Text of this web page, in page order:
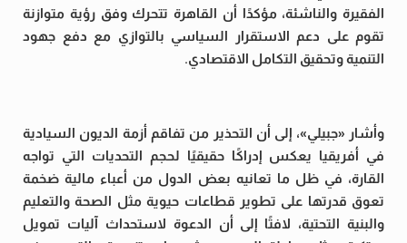
الفقيرة والناشئة، مؤكدًا أن القاهرة تتحرك وفق رؤية متوازنة
تقوم على دعم الاستقرار السياسي بالتوازي مع دفع جهود
التنمية وتحقيق التكامل الاقتصادي.
وأشار «جبيلي»، إلى أن التحذير من تفاقم أزمة الديون السيادية
في أفريقيا يعكس إدراكًا حقيقيًا لحجم التحديات التي تواجه
القارة، في ظل ما تعانيه بعض الدول من أعباء مالية ضخمة
تعوق قدرتها على تطوير قطاعات حيوية مثل الصحة والتعليم
والبنية التحتية، لافتًا إلى أن الدعوة لاستحداث آليات تمويل